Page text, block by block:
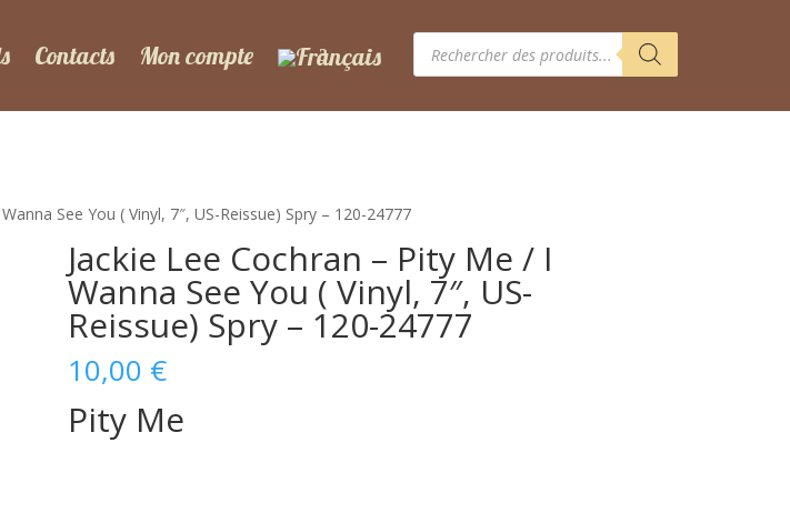
Contacts Mon compte
Recherche
produits
See You ( Vinyl, 7″, US-Reissue) Spry – 120-24777
Jackie Lee Cochran – Pity Me / I
Wanna See You ( Vinyl, 7″, US-
Reissue) Spry – 120-24777
10,00 €
Pity Me